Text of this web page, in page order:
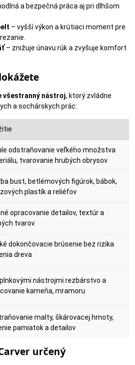
a bezpečná práca aj pri dlhšom
– vyšší výkon a krútiaci moment pre
– znižuje únavu rúk a zvyšuje komfort
všestranný nástroj, ktorý zvládne
a sochárskych prác:
odstraňovanie veľkého množstva
tvarovanie hrubých obrysov
bust, betlémových figúrok, bábok,
plastík a reliéfov
opracovanie detailov, textúr a
tvarov
dokončovacie brúsenie bez rizika
dreva
nástrojmi rezbárstvo a
kameňa, mramoru
malty, škárovacej hmoty,
pamiatok a detailov
určený